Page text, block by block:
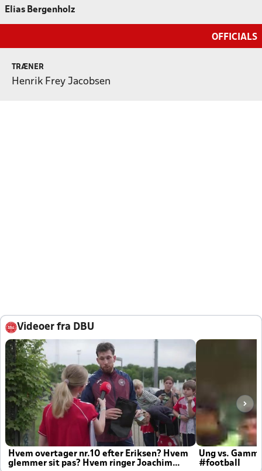
Elias Bergenholz
OFFICIALS
TRÆNER
Henrik Frey Jacobsen
Videoer fra DBU
Hvem overtager nr.10 efter Eriksen? Hvem
glemmer sit pas? Hvem ringer Joachim
Ung vs.
#football